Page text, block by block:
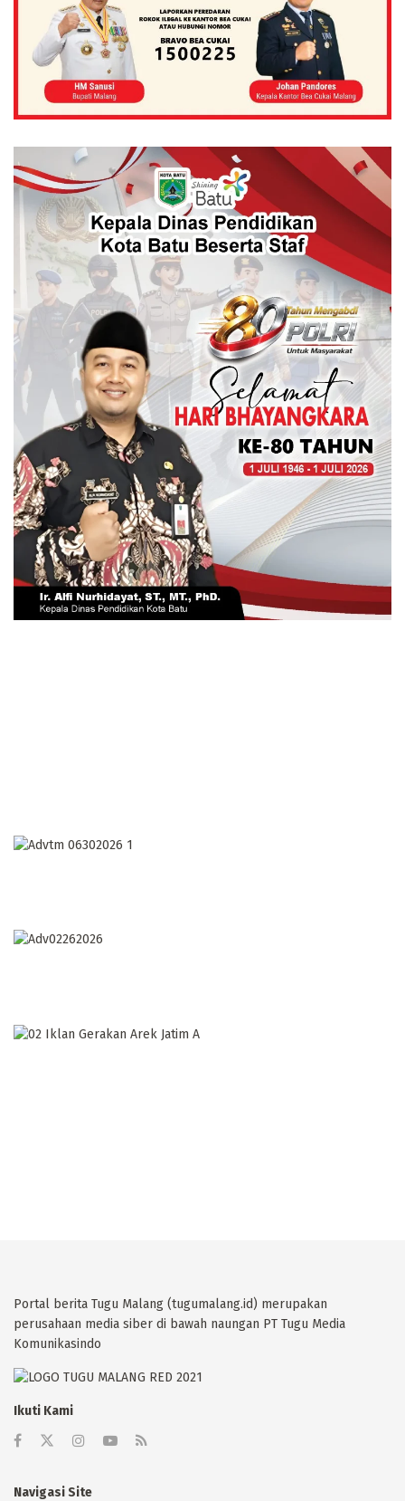
Portal berita Tugu Malang (tugumalang.id) merupakan
perusahaan media siber di bawah naungan PT Tugu Media
Komunikasindo
Ikuti Kami
Navigasi Site